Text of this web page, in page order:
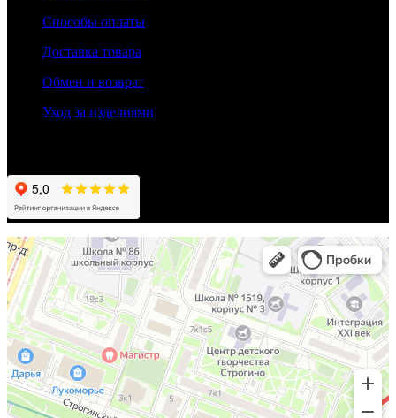
Способы оплаты
Доставка товара
Обмен и возврат
Уход за изделиями